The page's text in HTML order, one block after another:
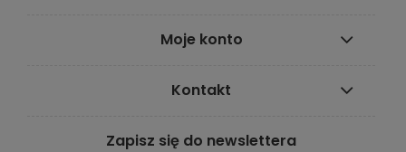
Moje konto
Kontakt
Zapisz się do newslettera